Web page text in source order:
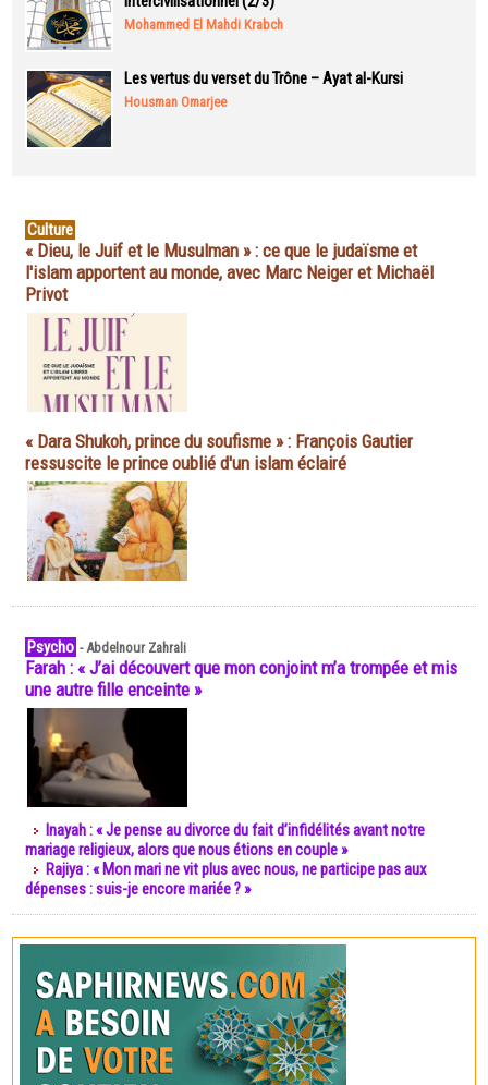
Mohammed El Mahdi Krabch
Les vertus du verset du Trône – Ayat al-Kursi
Housman Omarjee
Culture
« Dieu, le Juif et le Musulman » : ce que le judaïsme et
l'islam apportent au monde, avec Marc Neiger et Michaël
Privot
« Dara Shukoh, prince du soufisme » : François Gautier
ressuscite le prince oublié d'un islam éclairé
Psycho -Abdelnour Zahrali
Farah : « J’ai découvert que mon conjoint m’a trompée et mis
une autre fille enceinte »
Inayah : « Je pense au divorce du fait d’infidélités avant notre
mariage religieux, alors que nous étions en couple »
Rajiya : « Mon mari ne vit plus avec nous, ne participe pas aux
dépenses : suis-je encore mariée ? »